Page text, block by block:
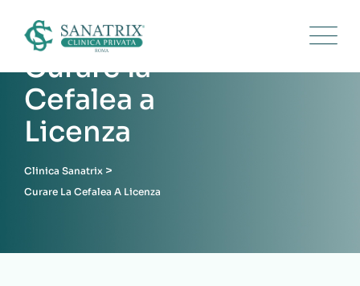
content
Curare la
Cefalea a
Licenza
Clinica Sanatrix >
Curare La Cefalea A Licenza